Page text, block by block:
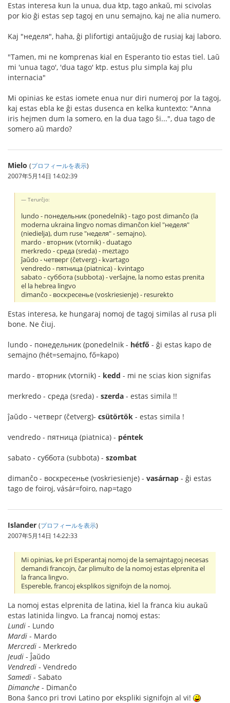
Estas interesa kun la unua, dua ktp, tago ankaŭ, mi scivolas
por kio ĝi estas sep tagoj en unu semajno, kaj ne alia numero.
Kaj "неделя", haha, ĝi plifortigi antaŭjuĝo de rusiaj kaj laboro.
"Tamen, mi ne komprenas kial en Esperanto tio estas tiel. Laŭ
mi 'unua tago', 'dua tago' ktp. estus plu simpla kaj plu
internacia"
Mi opinias ke estas iomete enua nur diri numeroj por la tagoj,
kaj estas ebla ke ĝi estas dusenca en kelka kuntexto: "Anna
iris hejmen dum la somero, en la dua tago ŝi...", dua tago de
somero aŭ mardo?
Mielo (プロフィールを表示)
2007年5月14日 14:02:39
Terurĉjo:
lundo - понедельник (ponedelnik) - tago post dimanĉo (la
moderna ukraina lingvo nomas dimanĉon kiel "неделя"
(niedielja), dum ruse "неделя" - semajno).
mardo - вторник (vtornik) - duatago
merkredo - среда (sreda) - meztago
ĵaŭdo - четверг (ĉetverg) - kvartago
vendredo - пятница (piatnica) - kvintago
sabato - суббота (subbota) - verŝajne, la nomo estas prenita
el la hebrea lingvo
dimanĉo - воскресенье (voskriesienje) - resurekto
Estas interesa, ke hungaraj nomoj de tagoj similas al rusa pli
bone. Ne ĉiuj.
lundo - понедельник (ponedelnik - hétfő - ĝi estas kapo de
semajno (hét=semajno, fő=kapo)
mardo - вторник (vtornik) - kedd - mi ne scias kion signifas
merkredo - среда (sreda) - szerda - estas simila !!
ĵaŭdo - четверг (ĉetverg)- csütörtök - estas simila !
vendredo - пятница (piatnica) - péntek
sabato - суббота (subbota) - szombat
dimanĉo - воскресенье (voskriesienje) - vasárnap - ĝi estas
tago de foiroj, vásár=foiro, nap=tago
Islander (プロフィールを表示)
2007年5月14日 14:22:33
Mi opinias, ke pri Esperantaj nomoj de la semajntagoj necesas
demandi francojn, ĉar plimulto de la nomoj estas elprenita el
la franca lingvo.
Espereble, francoj eksplikos signifojn de la nomoj.
La nomoj estas elprenita de latina, kiel la franca kiu aukaŭ
estas latinida lingvo. La francaj nomoj estas:
Lundi - Lundo
Mardi - Mardo
Mercredi - Merkredo
Jeudi - Ĵaŭdo
Vendredi - Vendredo
Samedi - Sabato
Dimanche - Dimanĉo
Bona ŝanco pri trovi Latino por ekspliki signifojn al vi!